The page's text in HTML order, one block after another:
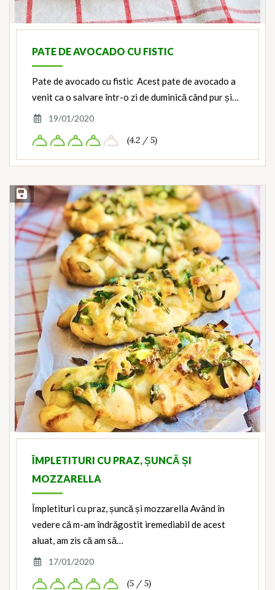
PATE DE AVOCADO CU FISTIC
Pate de avocado cu fistic Acest pate de avocado a
venit ca o salvare într-o zi de duminică când pur și…
19/01/2020
(4.2 / 5)
Save Recipe
ÎMPLETITURI CU PRAZ, ȘUNCĂ ȘI
MOZZARELLA
Împletituri cu praz, șuncă și mozzarella Având în
vedere că m-am îndrăgostit iremediabil de acest
aluat, am zis că am să…
17/01/2020
(5 / 5)